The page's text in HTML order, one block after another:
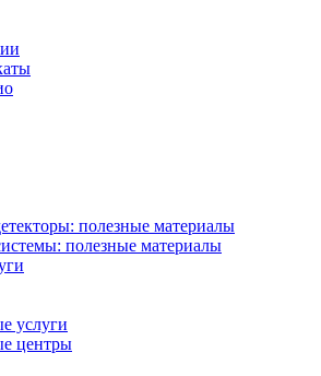
полезные материалы
полезные материалы
услуги
центры